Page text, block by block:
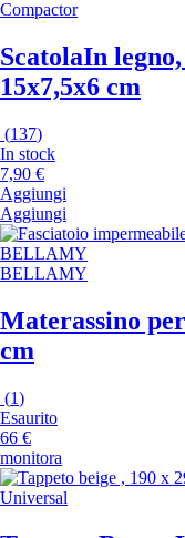
Compactor
ScatolaIn
15x7,5x6 cm
(137)
In stock
7,90 €
Aggiungi
Aggiungi
BELLAMY
Materassino
cm
(1)
Esaurito
66 €
monitora
Universal